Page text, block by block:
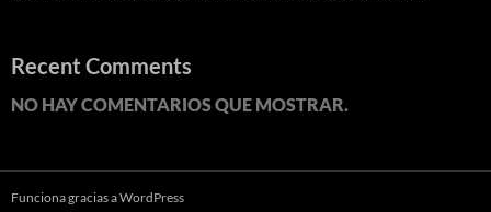
Recent Comments
NO HAY COMENTARIOS QUE MOSTRAR.
Funciona gracias a WordPress